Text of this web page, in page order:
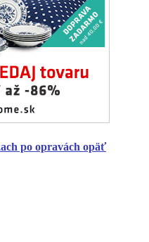
po opravách opäť